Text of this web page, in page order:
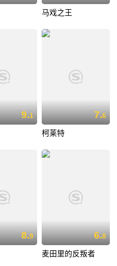
马戏之王
9.1 7.6
柯莱特
8.9 6.8
麦田里的反叛者